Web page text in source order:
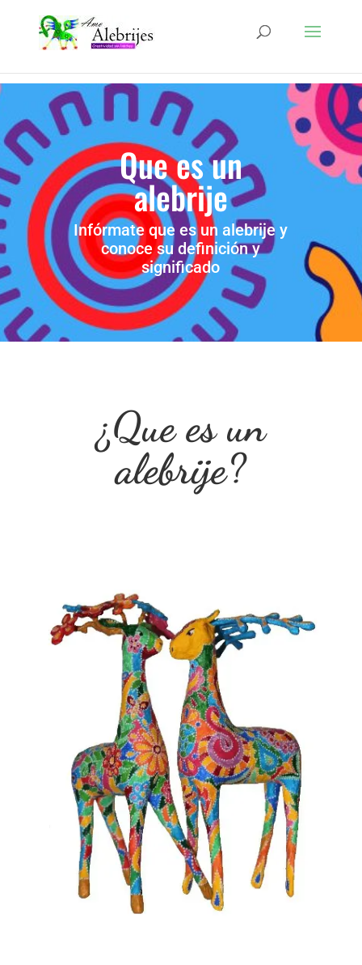
Que es un
alebrije
Infórmate que es un alebrije y
conoce su definición y
significado
¿Que es un
alebrije?